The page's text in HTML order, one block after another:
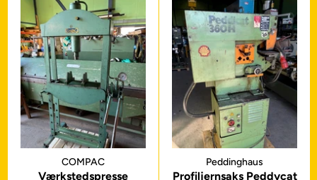
COMPAC
Værkstedspresse
Peddinghaus
Profiljernsaks Peddycat